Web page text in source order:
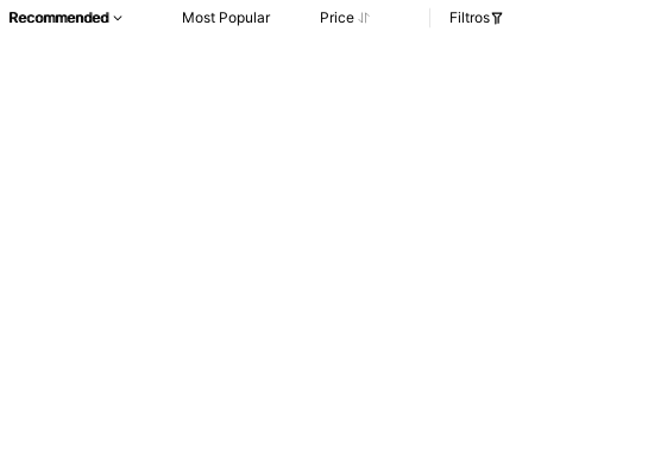
Recommended Most Popular Price Filtros